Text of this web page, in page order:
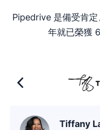
Pipedrive 是備受肯
年就已榮獲
Tiffany